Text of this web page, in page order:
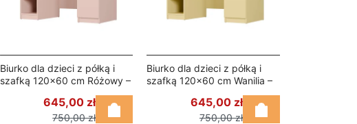
Biurko dla dzieci z półką i
szafką 120×60 cm Różowy –
645,00 zł
750,00 zł
Biurko dla dzieci z półką i
szafką 120×60 cm Wanilia –
645,00 zł
750,00 zł